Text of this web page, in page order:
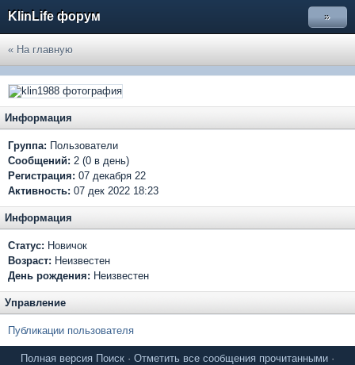
KlinLife форум »
« На главную
Информация
Группа: Пользователи
Сообщений: 2 (0 в день)
Регистрация: 07 декабря 22
Активность: 07 дек 2022 18:23
Информация
Статус: Новичок
Возраст: Неизвестен
День рождения: Неизвестен
Управление
Публикации пользователя
Полная версия Поиск · Отметить все сообщения прочитанными ·